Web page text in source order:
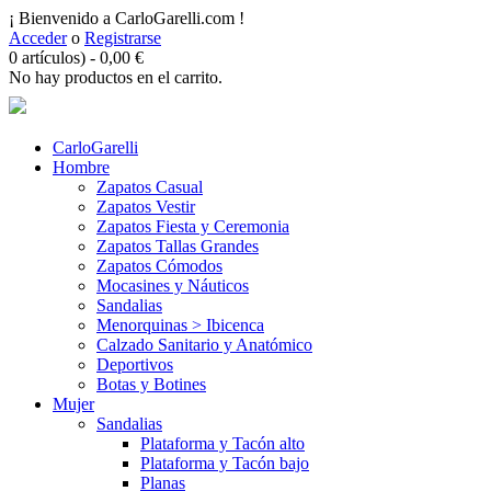
¡ Bienvenido a CarloGarelli.com !
Accedero Registrarse
0 artículos) - 0,00 €
No hay productos en el carrito.
CarloGarelli
Hombre
Zapatos Casual
Zapatos Vestir
Zapatos Fiesta y Ceremonia
Zapatos Tallas Grandes
Zapatos Cómodos
Mocasines y Náuticos
Sandalias
Menorquinas > Ibicenca
Calzado Sanitario y Anatómico
Deportivos
Botas y Botines
Mujer
Sandalias
Plataforma y Tacón alto
Plataforma y Tacón bajo
Planas